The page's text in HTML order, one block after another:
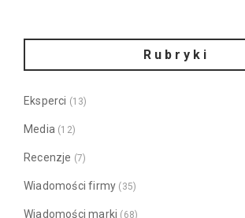
Rubryki
Eksperci (13)
Media (12)
Recenzje (7)
Wiadomości firmy (35)
Wiadomości marki (68)